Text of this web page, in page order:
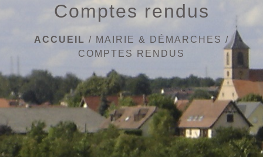
Comptes rendus
ACCUEIL / MAIRIE & DÉMARCHES /
COMPTES RENDUS